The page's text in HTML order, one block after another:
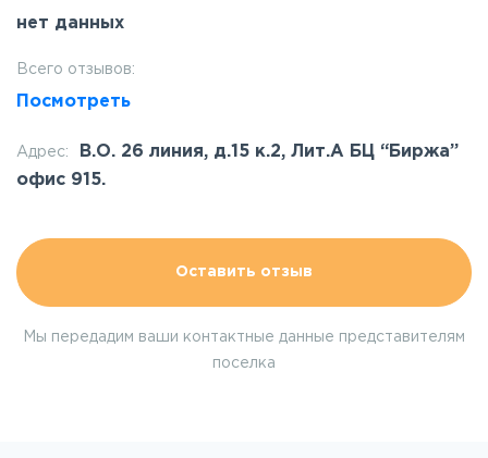
нет данных
Всего отзывов:
Посмотреть
Адрес:
В.О. 26 линия, д.15 к.2, Лит.А БЦ “Биржа”
офис 915.
Оставить отзыв
Мы передадим ваши контактные данные представителям
поселка